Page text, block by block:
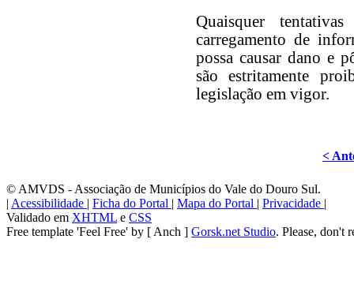
Quaisquer
carregamento de
possa causar dano e
são estritamente
legislação em vigor.
<
© AMVDS - Associação de Municípios do Vale do Douro Sul.
| Acessibilidade | Ficha do Portal | Mapa do Portal | Privacidade |
Validado em XHTML e CSS
Free template 'Feel Free' by [ Anch ] Gorsk.net Studio. Please, don't